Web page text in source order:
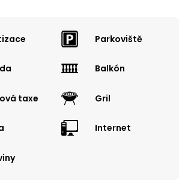
Parkoviště
Balkón
taxe Gril
Internet